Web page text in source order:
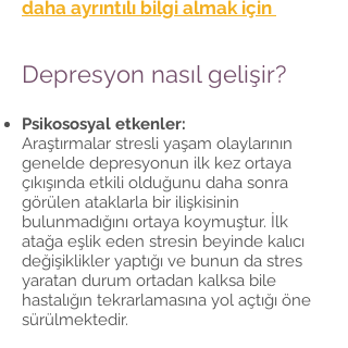
daha ayrıntılı bilgi almak için
Depresyon nasıl gelişir?
Psikososyal etkenler:
Araştırmalar stresli yaşam olaylarının
genelde depresyonun ilk kez ortaya
çıkışında etkili olduğunu daha sonra
görülen ataklarla bir ilişkisinin
bulunmadığını ortaya koymuştur. İlk
atağa eşlik eden stresin beyinde kalıcı
değişiklikler yaptığı ve bunun da stres
yaratan durum ortadan kalksa bile
hastalığın tekrarlamasına yol açtığı öne
sürülmektedir.